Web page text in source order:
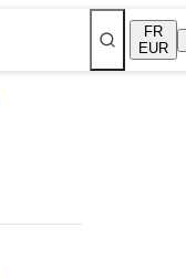
FR
EUR